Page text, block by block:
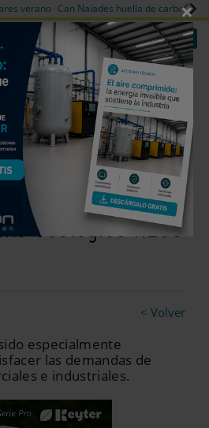
verano Can Naiades huella de carbono
Es noticia Login empresas Registro
bombas de calor
Pro de Keyter
ecológico R290
< Volver
especialmente
las demandas de
e industriales.
×